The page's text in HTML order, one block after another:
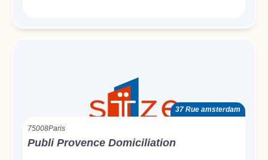
37 Rue amsterdam
75008Paris
Publi Provence Domiciliation